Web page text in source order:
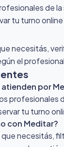
de
tu turno
necesitás,
el
por
profesionales
tu turno
con Meditar?
necesitás,